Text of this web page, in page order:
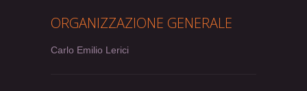
ORGANIZZAZIONE GENERALE
Carlo Emilio Lerici